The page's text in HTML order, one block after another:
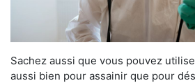
Sachez aussi que vous pouvez
aussi bien pour assainir que pour